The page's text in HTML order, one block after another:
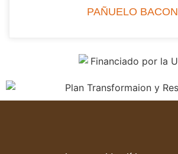
PAÑUELO BACON